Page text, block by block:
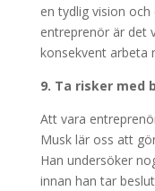
en tydlig vision
entreprenör är det
konsekvent arbeta
9. Ta risker med
Att vara
Musk lär oss att
Han undersöker
innan han tar